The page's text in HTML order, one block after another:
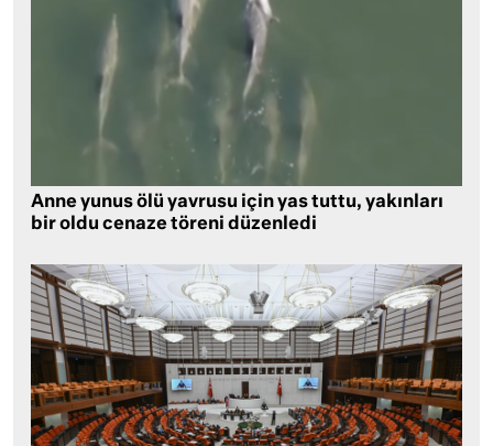
Anne yunus ölü yavrusu için yas tuttu, yakınları
bir oldu cenaze töreni düzenledi